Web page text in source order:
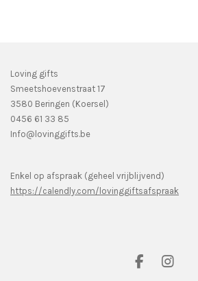
Loving gifts
Smeetshoevenstraat 17
3580 Beringen (Koersel)
0456 61 33 85
Info@lovinggifts.be
Enkel op afspraak (geheel vrijblijvend)
https://calendly.com/lovinggiftsafspraak
F
I